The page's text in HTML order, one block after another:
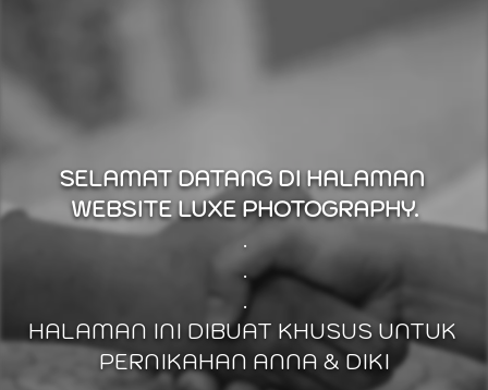
SELAMAT DATANG DI HALAMAN
WEBSITE LUXE PHOTOGRAPHY.
.
.
.
HALAMAN INI DIBUAT KHUSUS UNTUK
PERNIKAHAN ANNA & DIKI